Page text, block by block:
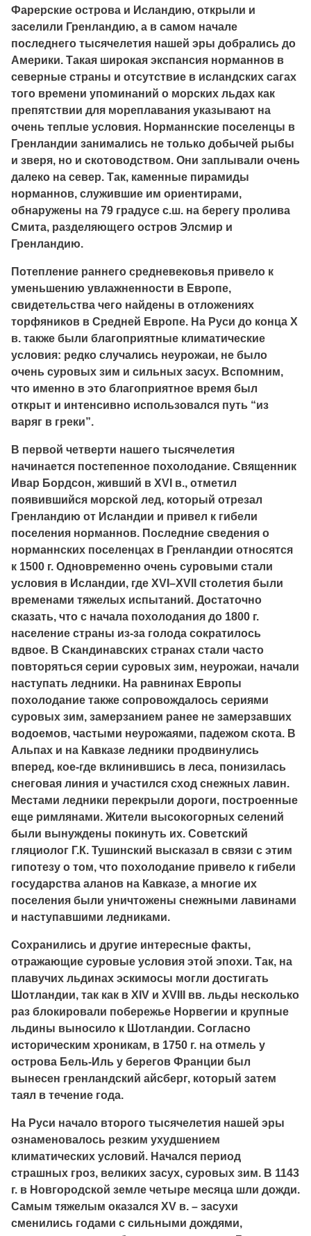
Фарерские острова и Исландию, открыли и
заселили Гренландию, а в самом начале
последнего тысячелетия нашей эры добрались до
Америки. Такая широкая экспансия норманнов в
северные страны и отсутствие в исландских сагах
того времени упоминаний о морских льдах как
препятствии для мореплавания указывают на
очень теплые условия. Норманнские поселенцы в
Гренландии занимались не только добычей рыбы
и зверя, но и скотоводством. Они заплывали очень
далеко на север. Так, каменные пирамиды
норманнов, служившие им ориентирами,
обнаружены на 79 градусе с.ш. на берегу пролива
Смита, разделяющего остров Элсмир и
Гренландию.
Потепление раннего средневековья привело к
уменьшению увлажненности в Европе,
свидетельства чего найдены в отложениях
торфяников в Средней Европе. На Руси до конца Х
в. также были благоприятные климатические
условия: редко случались неурожаи, не было
очень суровых зим и сильных засух. Вспомним,
что именно в это благоприятное время был
открыт и интенсивно использовался путь “из
варяг в греки”.
В первой четверти нашего тысячелетия
начинается постепенное похолодание. Священник
Ивар Бордсон, живший в XVI в., отметил
появившийся морской лед, который отрезал
Гренландию от Исландии и привел к гибели
поселения норманнов. Последние сведения о
норманнских поселенцах в Гренландии относятся
к 1500 г. Одновременно очень суровыми стали
условия в Исландии, где XVI–XVII столетия были
временами тяжелых испытаний. Достаточно
сказать, что с начала похолодания до 1800 г.
население страны из-за голода сократилось
вдвое. В Скандинавских странах стали часто
повторяться серии суровых зим, неурожаи, начали
наступать ледники. На равнинах Европы
похолодание также сопровождалось сериями
суровых зим, замерзанием ранее не замерзавших
водоемов, частыми неурожаями, падежом скота. В
Альпах и на Кавказе ледники продвинулись
вперед, кое-где вклинившись в леса, понизилась
снеговая линия и участился сход снежных лавин.
Местами ледники перекрыли дороги, построенные
еще римлянами. Жители высокогорных селений
были вынуждены покинуть их. Советский
гляциолог Г.К. Тушинский высказал в связи с этим
гипотезу о том, что похолодание привело к гибели
государства аланов на Кавказе, а многие их
поселения были уничтожены снежными лавинами
и наступавшими ледниками.
Сохранились и другие интересные факты,
отражающие суровые условия этой эпохи. Так, на
плавучих льдинах эскимосы могли достигать
Шотландии, так как в XIV и XVIII вв. льды несколько
раз блокировали побережье Норвегии и крупные
льдины выносило к Шотландии. Согласно
историческим хроникам, в 1750 г. на отмель у
острова Бель-Иль у берегов Франции был
вынесен гренландский айсберг, который затем
таял в течение года.
На Руси начало второго тысячелетия нашей эры
ознаменовалось резким ухудшением
климатических условий. Начался период
страшных гроз, великих засух, суровых зим. В 1143
г. в Новгородской земле четыре месяца шли дожди.
Самым тяжелым оказался XV в. – засухи
сменились годами с сильными дождями,